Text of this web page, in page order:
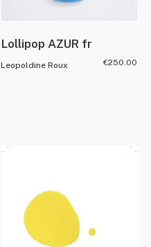
Lollipop AZUR fr
Leopoldine Roux €250.00